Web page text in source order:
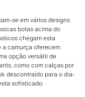
se em vários designs
botas acima do
chegam esta
a camurça oferecem
opção versátil de
como com calças por
descontraído para o dia-
sofisticado.